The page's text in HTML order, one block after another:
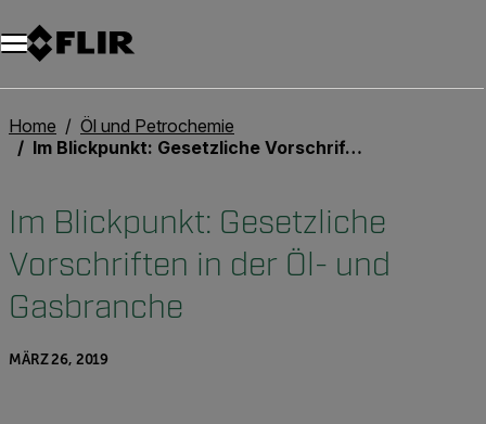
Unread messages
Modell
Entfernen
Elemente
Element
In den Warenkorb
Im Warenkorb
Home
Öl und Petrochemie
Im Blickpunkt: Gesetzliche Vorschriften in der Öl- und Gasbranche
Im Blickpunkt: Gesetzliche
Vorschriften in der Öl- und
Gasbranche
MÄRZ 26, 2019